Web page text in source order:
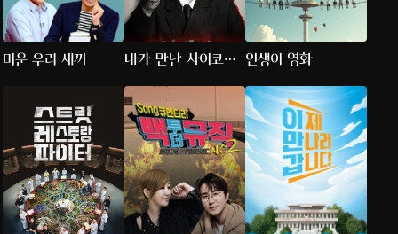
미운 우리 새끼
내가 만난 사이코패
스
인생이 영화